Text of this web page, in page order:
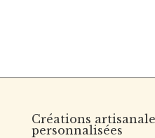
Créations
personnalisées